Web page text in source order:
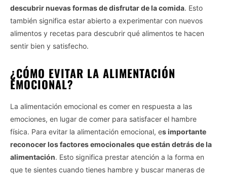
I want to opt-out of the Sharing of my
Opted In
I want to opt-out of the Sale of my
Personal Data.
I want to opt-out of processing my
Personal Data for Targeted Advertising.
Retention, Sale, and/or Sharing of my
Personal Data that Is Unrelated with the
Purposes for which it was collected.
Opted Out
CONFIRM
descubrir nuevas formas de disfrutar de la comida. Esto
también significa estar abierto a experimentar con nuevos
alimentos y recetas para descubrir qué alimentos te hacen
sentir bien y satisfecho.
¿CÓMO EVITAR LA ALIMENTACIÓN
EMOCIONAL?
La alimentación emocional es comer en respuesta a las
emociones, en lugar de comer para satisfacer el hambre
física. Para evitar la alimentación emocional, es importante
reconocer los factores emocionales que están detrás de la
alimentación. Esto significa prestar atención a la forma en
que te sientes cuando tienes hambre y buscar maneras de